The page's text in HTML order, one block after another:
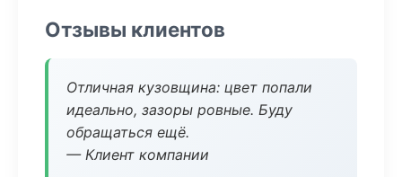
Отзывы клиентов
Отличная кузовщина: цвет попали
идеально, зазоры ровные. Буду
обращаться ещё.
— Клиент компании